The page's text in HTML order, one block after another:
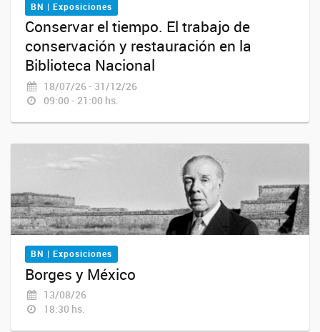
BN | Exposiciones
Conservar el tiempo. El trabajo de
conservación y restauración en la
Biblioteca Nacional
18/07/26 - 31/12/26
09:00 - 21:00 hs.
BN | Exposiciones
Borges y México
13/08/26
18:30 hs.